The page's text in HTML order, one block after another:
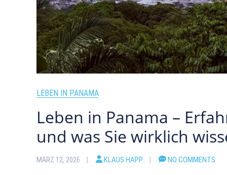
LEBEN IN PANAMA
Leben in Panama –
und was Sie wirklich
MÄRZ 12, 2026 KLAUS HAPP NO COMMENTS